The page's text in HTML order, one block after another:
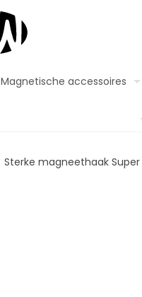
Magnetische accessoires